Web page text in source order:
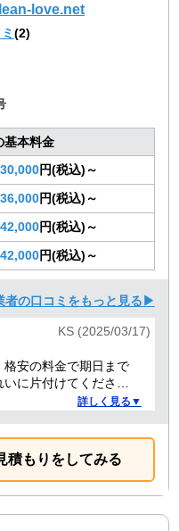
love.net
(2)
基本料金
30,000円(税込)～
36,000円(税込)～
42,000円(税込)～
42,000円(税込)～
者の口コミをもっと見る▶
KS (2025/03/17)
安の料金で期日まで
に片付けてくださり
進捗も報告してくださ
詳しく見る▼
もりをしてみる